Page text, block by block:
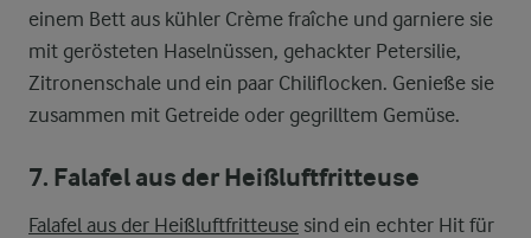
einem Bett aus kühler Crème fraîche und garniere sie
mit gerösteten Haselnüssen, gehackter Petersilie,
Zitronenschale und ein paar Chiliflocken. Genieße sie
zusammen mit Getreide oder gegrilltem Gemüse.
7. Falafel aus der Heißluftfritteuse
Falafel aus der Heißluftfritteuse sind ein echter Hit für